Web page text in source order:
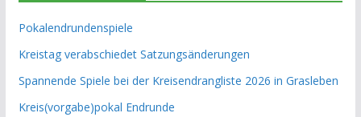
Pokalendrundenspiele
Kreistag verabschiedet Satzungsänderungen
Spannende Spiele bei der Kreisendrangliste 2026 in Grasleben
Kreis(vorgabe)pokal Endrunde